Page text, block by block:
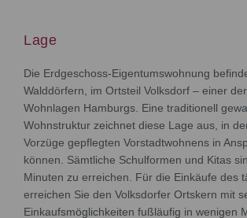
Lage
Die Erdgeschoss-Eigentumswohnung
Walddörfern, im Ortsteil Volksdorf – einer
Wohnlagen Hamburgs. Eine traditionell
Wohnstruktur zeichnet diese Lage aus, in
Vorzüge gepflegten Vorstadtwohnens in
können. Sämtliche Schulformen und Kitas
Minuten zu erreichen. Für die Einkäufe des
erreichen Sie den Volksdorfer Ortskern mit
Einkaufsmöglichkeiten fußläufig in wenigen